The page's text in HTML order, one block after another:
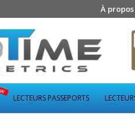
À propos
LECTEURS PASSEPORTS